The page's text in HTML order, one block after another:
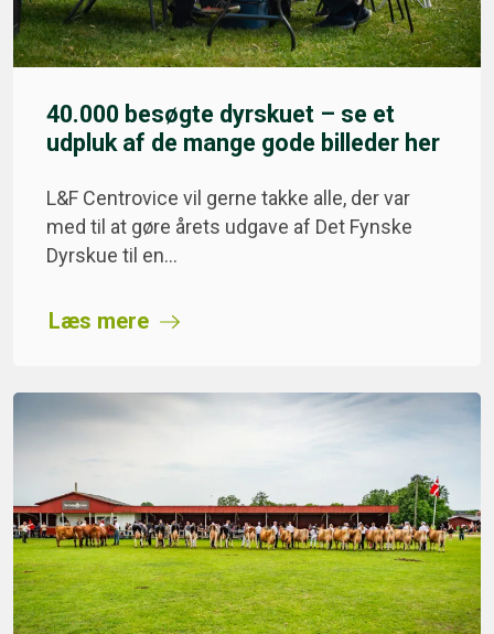
40.000 besøgte dyrskuet – se et
udpluk af de mange gode billeder her
L&F Centrovice vil gerne takke alle, der var
med til at gøre årets udgave af Det Fynske
Dyrskue til en…
Læs mere